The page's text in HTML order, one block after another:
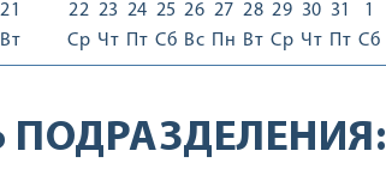
21
Вт
22
Ср
23
Чт
24
Пт
25
Сб
26
Вс
27
Пн
28
Вт
29
Ср
30
Чт
31
Пт
1
Сб
ПОДРАЗДЕЛЕНИЯ: